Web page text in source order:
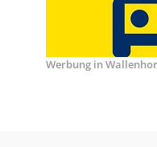
Werbung in